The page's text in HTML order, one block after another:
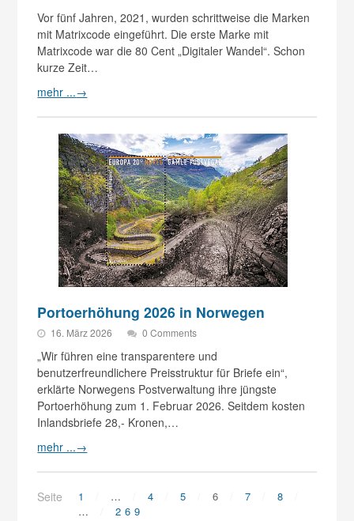
Vor fünf Jahren, 2021, wurden schrittweise die Marken
mit Matrixcode eingeführt. Die erste Marke mit
Matrixcode war die 80 Cent „Digitaler Wandel“. Schon
kurze Zeit…
mehr ...→
Portoerhöhung 2026 in Norwegen
16. März 2026 0 Comments
„Wir führen eine transparentere und
benutzerfreundlichere Preisstruktur für Briefe ein“,
erklärte Norwegens Postverwaltung ihre jüngste
Portoerhöhung zum 1. Februar 2026. Seitdem kosten
Inlandsbriefe 28,- Kronen,…
mehr ...→
Seite 1 … 4 5 6 7
8
…
269